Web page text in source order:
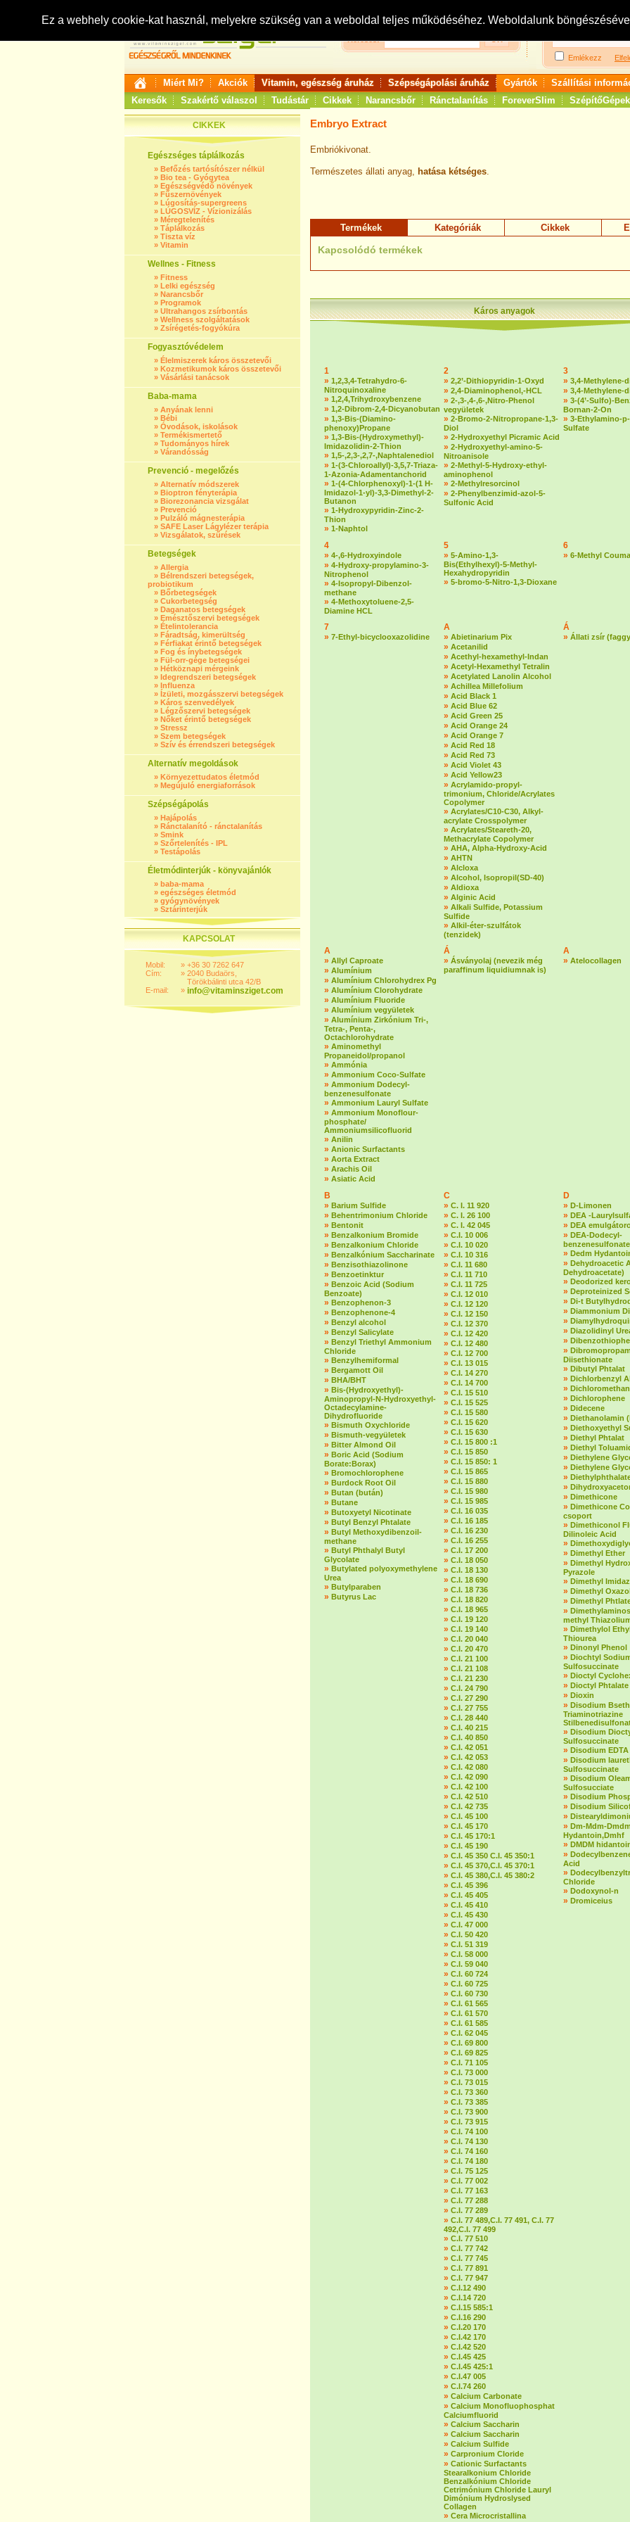
Ez a webhely cookie-kat használ, melyekre szükség van a weboldal teljes működéséhez. Weboldalunk
Keresés:
Bejelentkezés:
Emlékezz
Miért Mi? Akciók Vitamin, egészség áruház Szépségápolási áruház Gyártók
Szállítási
Keresők
Szakértő válaszol Tudástár Cikkek Narancsbőr Ránctalanítás ForeverSlim SzépítőGépek
CIKKEK
Egészséges táplálkozás
» Befőzés tartósítószer nélkül
» Bio tea - Gyógytea
» Egészségvédő növények
» Fűszernövények
» Lúgosítás-supergreens
» LÚGOSVÍZ - Vízionizálás
» Méregtelenítés
» Táplálkozás
» Tiszta víz
» Vitamin
Wellnes - Fitness
» Fitness
» Lelki egészség
» Narancsbőr
» Programok
» Ultrahangos zsírbontás
» Wellness szolgáltatások
» Zsírégetés-fogyókúra
Fogyasztóvédelem
» Élelmiszerek káros összetevői
» Kozmetikumok káros összetevői
» Vásárlási tanácsok
Baba-mama
» Anyának lenni
» Bébi
» Óvodások, iskolások
» Termékismertető
» Tudományos hírek
» Várandósság
Prevenció - megelőzés
» Alternatív módszerek
» Bioptron fényterápia
» Biorezonancia vizsgálat
» Prevenció
» Pulzáló mágnesterápia
» SAFE Laser Lágylézer terápia
» Vizsgálatok, szűrések
Betegségek
» Allergia
» Bélrendszeri betegségek,
probiotikum
» Bőrbetegségek
» Cukorbetegség
» Daganatos betegségek
» Emésztőszervi betegségek
» Ételintolerancia
» Fáradtság, kimerültség
» Férfiakat érintő betegségek
» Fog és ínybetegségek
» Fül-orr-gége betegségei
» Hétköznapi mérgeink
» Idegrendszeri betegségek
» Influenza
» Ízületi, mozgásszervi betegségek
» Káros szenvedélyek
» Légzőszervi betegségek
» Nőket érintő betegségek
» Stressz
» Szem betegségek
» Szív és érrendszeri betegségek
Alternatív megoldások
» Környezettudatos életmód
» Megújuló energiaforrások
Szépségápolás
» Hajápolás
» Ránctalanító - ránctalanítás
» Smink
» Szőrtelenítés - IPL
» Testápolás
Életmódinterjúk - könyvajánlók
» baba-mama
» egészséges életmód
» gyógynövények
» Sztárinterjúk
KAPCSOLAT
Mobil:
Cím:
E-mail:
»
»
»
+36 30 7262 647
2040 Budaörs,
Törökbálinti utca 42/B
info@vitaminsziget.com
Embryo Extract
Embriókivonat.
Természetes állati anyag, hatása kétséges.
Termékek Kategóriák Cikkek
Kapcsolódó termékek
Káros anyagok
1
» 1,2,3,4-Tetrahydro-6-
Nitroquinoxaline
» 1,2,4,Trihydroxybenzene
» 1,2-Dibrom-2,4-Dicyanobutan
» 1,3-Bis-(Diamino-
phenoxy)Propane
» 1,3-Bis-(Hydroxymethyl)-
Imidazolidin-2-Thion
» 1,5-,2,3-,2,7-,Naphtalenediol
» 1-(3-Chloroallyl)-3,5,7-Triaza-
1-Azonia-Adamentanchorid
» 1-(4-Chlorphenoxyl)-1-(1 H-
Imidazol-1-yl)-3,3-Dimethyl-2-
Butanon
» 1-Hydroxypyridin-Zinc-2-
Thion
» 1-Naphtol
2
» 2,2’-Dithiopyridin-1-Oxyd
» 2,4-Diaminophenol,-HCL
» 2-,3-,4-,6-,Nitro-Phenol
vegyületek
» 2-Bromo-2-Nitropropane-1,3-
Diol
» 2-Hydroxyethyl Picramic Acid
» 2-Hydroxyethyl-amino-5-
Nitroanisole
» 2-Methyl-5-Hydroxy-ethyl-
aminophenol
» 2-Methylresorcinol
» 2-Phenylbenzimid-azol-5-
Sulfonic Acid
3
» 3,4-Methylene-
» 3,4-Methylene-
» 3-(4’-Sulfo)-
Bornan-2-On
» 3-Ethylamino-
Sulfate
4
» 4-,6-Hydroxyindole
» 4-Hydroxy-propylamino-3-
Nitrophenol
» 4-Isopropyl-Dibenzol-
methane
» 4-Methoxytoluene-2,5-
Diamine HCL
5
» 5-Amino-1,3-
Bis(Ethylhexyl)-5-Methyl-
Hexahydropyridin
» 5-bromo-5-Nitro-1,3-Dioxane
6
» 6-Methyl
7
» 7-Ethyl-bicyclooxazolidine
A
» Abietinarium Pix
» Acetanilid
» Acethyl-hexamethyl-Indan
» Acetyl-Hexamethyl Tetralin
» Acetylated Lanolin Alcohol
» Achillea Millefolium
» Acid Black 1
» Acid Blue 62
» Acid Green 25
» Acid Orange 24
» Acid Orange 7
» Acid Red 18
» Acid Red 73
» Acid Violet 43
» Acid Yellow23
» Acrylamido-propyl-
trimonium, Chloride/Acrylates
Copolymer
» Acrylates/C10-C30, Alkyl-
acrylate Crosspolymer
» Acrylates/Steareth-20,
Methacrylate Copolymer
» AHA, Alpha-Hydroxy-Acid
» AHTN
» Alcloxa
» Alcohol, Isopropil(SD-40)
» Aldioxa
» Alginic Acid
» Alkali Sulfide, Potassium
Sulfide
» Alkil-éter-szulfátok
(tenzidek)
Á
» Állati zsír
A
» Allyl Caproate
» Alumínium
» Alumínium Chlorohydrex Pg
» Alumínium Clorohydrate
» Alumínium Fluoride
» Alumínium vegyületek
» Alumínium Zirkónium Tri-,
Tetra-, Penta-,
Octachlorohydrate
» Aminomethyl
Propaneidol/propanol
» Ammónia
» Ammonium Coco-Sulfate
» Ammonium Dodecyl-
benzenesulfonate
» Ammonium Lauryl Sulfate
» Ammonium Monoflour-
phosphate/
Ammoniumsilicofluorid
» Anilin
» Anionic Surfactants
» Aorta Extract
» Arachis Oil
» Asiatic Acid
Á
» Ásványolaj (nevezik még
paraffinum liquidiumnak is)
A
» Atelocollagen
B
» Barium Sulfide
» Behentrimonium Chloride
» Bentonit
» Benzalkonium Bromide
» Benzalkonium Chloride
» Benzalkónium Saccharinate
» Benzisothiazolinone
» Benzoetinktur
» Benzoic Acid (Sodium
Benzoate)
» Benzophenon-3
» Benzophenone-4
» Benzyl alcohol
» Benzyl Salicylate
» Benzyl Triethyl Ammonium
Chloride
» Benzylhemiformal
» Bergamott Oil
» BHA/BHT
» Bis-(Hydroxyethyl)-
Aminopropyl-N-Hydroxyethyl-
Octadecylamine-
Dihydrofluoride
» Bismuth Oxychloride
» Bismuth-vegyületek
» Bitter Almond Oil
» Boric Acid (Sodium
Borate:Borax)
» Bromochlorophene
» Burdock Root Oil
» Butan (bután)
» Butane
» Butoxyetyl Nicotinate
» Butyl Benzyl Phtalate
» Butyl Methoxydibenzoil-
methane
» Butyl Phthalyl Butyl
Glycolate
» Butylated polyoxymethylene
Urea
» Butylparaben
» Butyrus Lac
C
» C. I. 11 920
» C. I. 26 100
» C. I. 42 045
» C.I. 10 006
» C.I. 10 020
» C.I. 10 316
» C.I. 11 680
» C.I. 11 710
» C.I. 11 725
» C.I. 12 010
» C.I. 12 120
» C.I. 12 150
» C.I. 12 370
» C.I. 12 420
» C.I. 12 480
» C.I. 12 700
» C.I. 13 015
» C.I. 14 270
» C.I. 14 700
» C.I. 15 510
» C.I. 15 525
» C.I. 15 580
» C.I. 15 620
» C.I. 15 630
» C.I. 15 800 :1
» C.I. 15 850
» C.I. 15 850: 1
» C.I. 15 865
» C.I. 15 880
» C.I. 15 980
» C.I. 15 985
» C.I. 16 035
» C.I. 16 185
» C.I. 16 230
» C.I. 16 255
» C.I. 17 200
» C.I. 18 050
» C.I. 18 130
» C.I. 18 690
» C.I. 18 736
» C.I. 18 820
» C.I. 18 965
» C.I. 19 120
» C.I. 19 140
» C.I. 20 040
» C.I. 20 470
» C.I. 21 100
» C.I. 21 108
» C.I. 21 230
» C.I. 24 790
» C.I. 27 290
» C.I. 27 755
» C.I. 28 440
» C.I. 40 215
» C.I. 40 850
» C.I. 42 051
» C.I. 42 053
» C.I. 42 080
» C.I. 42 090
» C.I. 42 100
» C.I. 42 510
» C.I. 42 735
» C.I. 45 100
» C.I. 45 170
» C.I. 45 170:1
» C.I. 45 190
» C.I. 45 350 C.I. 45 350:1
» C.I. 45 370,C.I. 45 370:1
» C.I. 45 380,C.I. 45 380:2
» C.I. 45 396
» C.I. 45 405
» C.I. 45 410
» C.I. 45 430
» C.I. 47 000
» C.I. 50 420
» C.I. 51 319
» C.I. 58 000
» C.I. 59 040
» C.I. 60 724
» C.I. 60 725
» C.I. 60 730
» C.I. 61 565
» C.I. 61 570
» C.I. 61 585
» C.I. 62 045
» C.I. 69 800
» C.I. 69 825
» C.I. 71 105
» C.I. 73 000
» C.I. 73 015
» C.I. 73 360
» C.I. 73 385
» C.I. 73 900
» C.I. 73 915
» C.I. 74 100
» C.I. 74 130
» C.I. 74 160
» C.I. 74 180
» C.I. 75 125
» C.I. 77 002
» C.I. 77 163
» C.I. 77 288
» C.I. 77 289
» C.I. 77 489,C.I. 77 491, C.I. 77
492,C.I. 77 499
» C.I. 77 510
» C.I. 77 742
» C.I. 77 745
» C.I. 77 891
» C.I. 77 947
» C.I.12 490
» C.I.14 720
» C.I.15 585:1
» C.I.16 290
» C.I.20 170
» C.I.42 170
» C.I.42 520
» C.I.45 425
» C.I.45 425:1
» C.I.47 005
» C.I.74 260
» Calcium Carbonate
» Calcium Monofluophosphat
Calciumfluorid
» Calcium Saccharin
» Calcium Saccharin
» Calcium Sulfide
» Carpronium Cloride
» Cationic Surfactants
Stearalkonium Chloride
Benzalkónium Chloride
Cetrimónium Chloride Lauryl
Dimónium Hydroslysed
Collagen
» Cera Microcristallina
D
» D-Limonen
» DEA -
» DEA
» DEA-Dodecyl-
benzenesulfonate
» Dedm
» Dehydroacetic
Dehydroacetate)
» Deodorized
» Deproteinized
» Di-t
» Diammonium
»
» Diazolidinyl
»
»
Diisethionate
» Dibutyl Phtalat
» Dichlorbenzyl
»
» Dichlorophene
» Didecene
» Diethanolamin
» Diethoxyethyl
» Diethyl Phtalat
» Diethyl
» Diethylene
» Diethylene
»
»
» Dimethicone
» Dimethicone
csoport
» Dimethiconol
Dilinoleic Acid
»
» Dimethyl Ether
» Dimethyl
Pyrazole
» Dimethyl
» Dimethyl
» Dimethyl
»
methyl
» Dimethylol
Thiourea
» Dinonyl Phenol
» Diochtyl
Sulfosuccinate
» Dioctyl
» Dioctyl Phtalate
» Dioxin
» Disodium
Triaminotriazine
» Disodium
Sulfosuccinate
» Disodium EDTA
» Disodium
Sulfosuccinate
» Disodium
Sulfosucciate
» Disodium
» Disodium
»
» Dm-Mdm-
Hydantoin,Dmhf
» DMDM
»
Acid
»
Chloride
» Dodoxynol-n
» Dromiceius